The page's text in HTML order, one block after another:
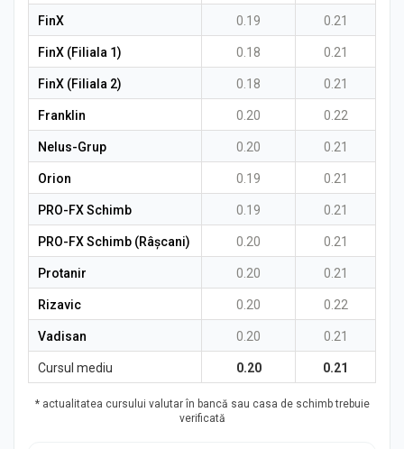
FinX 0.19 0.21
FinX (Filiala 1) 0.18 0.21
FinX (Filiala 2) 0.18 0.21
Franklin 0.20 0.22
Nelus-Grup 0.20 0.21
Orion 0.19 0.21
PRO-FX Schimb 0.19 0.21
PRO-FX Schimb (Râșcani) 0.20 0.21
Protanir 0.20 0.21
Rizavic 0.20 0.22
Vadisan 0.20 0.21
Cursul mediu 0.20 0.21
* actualitatea cursului valutar în bancă sau casa de schimb trebuie
verificată